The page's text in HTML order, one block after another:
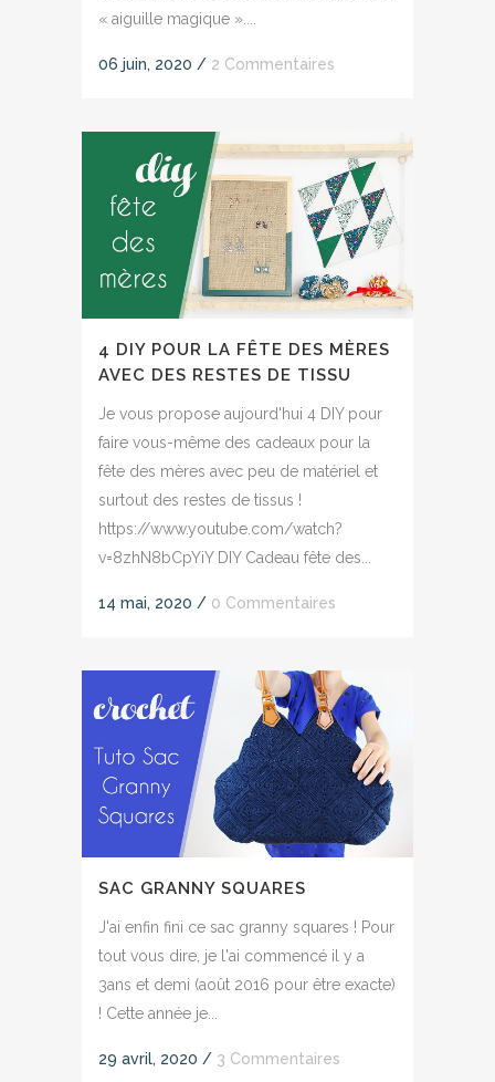
« aiguille magique »....
06 juin, 2020 / 2 Commentaires
4 DIY POUR LA FÊTE DES MÈRES
AVEC DES RESTES DE TISSU
Je vous propose aujourd'hui 4 DIY pour
faire vous-même des cadeaux pour la
fête des mères avec peu de matériel et
surtout des restes de tissus !
https://www.youtube.com/watch?
v=8zhN8bCpYiY DIY Cadeau fête des...
14 mai, 2020 / 0 Commentaires
SAC GRANNY SQUARES
J'ai enfin fini ce sac granny squares ! Pour
tout vous dire, je l'ai commencé il y a
3ans et demi (août 2016 pour être exacte)
! Cette année je...
29 avril, 2020 / 3 Commentaires